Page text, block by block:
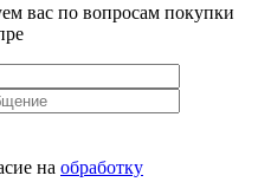
вас по вопросам покупки
на обработку